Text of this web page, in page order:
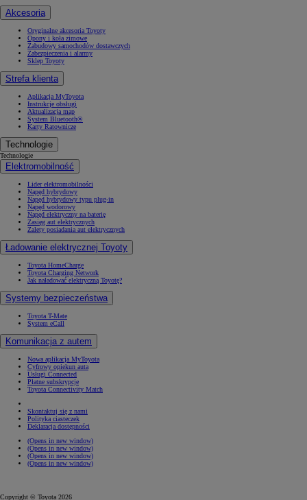
Akcesoria
Oryginalne akcesoria Toyoty
Opony i koła zimowe
Zabudowy samochodów dostawczych
Zabezpieczenia i alarmy
Sklep Toyoty
Strefa klienta
Aplikacja MyToyota
Instrukcje obsługi
Aktualizacja map
System Bluetooth®
Karty Ratownicze
Technologie
Technologie
Elektromobilność
Lider elektromobilności
Napęd hybrydowy
Napęd hybrydowy typu plug-in
Napęd wodorowy
Napęd elektryczny na baterię
Zasięg aut elektrycznych
Zalety posiadania aut elektrycznych
Ładowanie elektrycznej Toyoty
Toyota HomeCharge
Toyota Charging Network
Jak naładować elektryczną Toyotę?
Systemy bezpieczeństwa
Toyota T-Mate
System eCall
Komunikacja z autem
Nowa aplikacja MyToyota
Cyfrowy opiekun auta
Usługi Connected
Płatne subskrypcje
Toyota Connectivity Match
Skontaktuj się z nami
Polityka ciasteczek
Deklaracja dostępności
(Opens in new window)
(Opens in new window)
(Opens in new window)
(Opens in new window)
Copyright © Toyota 2026